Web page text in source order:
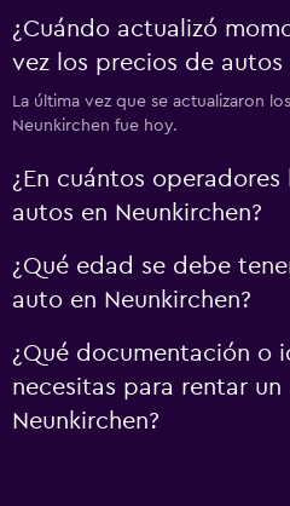
¿Cuándo actualizó
vez los precios de autos
La última vez que se actualizaron
Neunkirchen fue hoy.
¿En cuántos
autos en Neunkirchen?
¿Qué edad se debe
auto en Neunkirchen?
¿Qué documentación o
necesitas para rentar un
Neunkirchen?